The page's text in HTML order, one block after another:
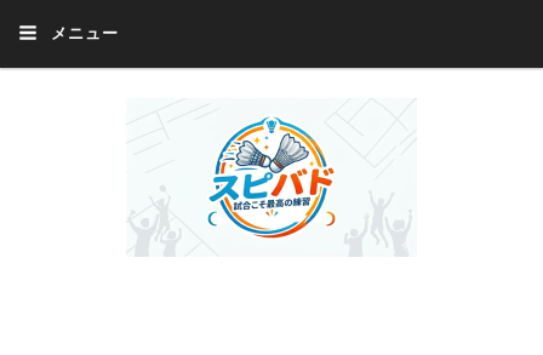
メニュー